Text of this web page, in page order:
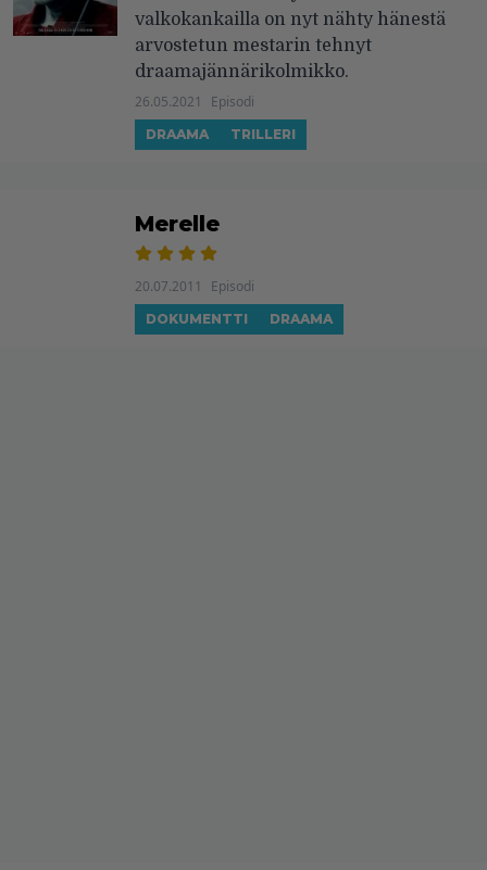
valkokankailla on nyt nähty hänestä
arvostetun mestarin tehnyt
draamajännärikolmikko.
26.05.2021 Episodi
DRAAMA TRILLERI
Merelle
20.07.2011 Episodi
DOKUMENTTI DRAAMA